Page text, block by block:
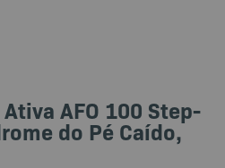
AFO 100 Step-
do Pé Caído,